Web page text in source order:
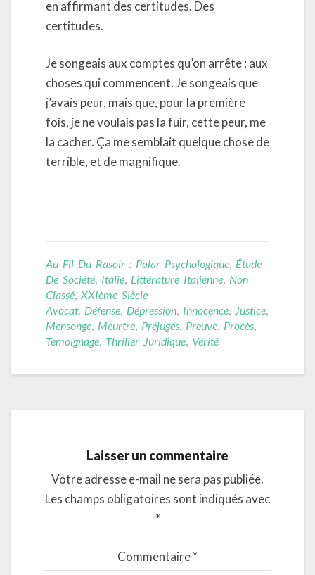
en affirmant des certitudes. Des
certitudes.
Je songeais aux comptes qu’on arrête ; aux
choses qui commencent. Je songeais que
j’avais peur, mais que, pour la première
fois, je ne voulais pas la fuir, cette peur, me
la cacher. Ça me semblait quelque chose de
terrible, et de magnifique.
Au Fil Du Rasoir : Polar Psychologique, Étude
De Société, Italie, Littérature Italienne, Non
Classé, XXIème Siècle
Avocat, Défense, Dépression, Innocence, Justice,
Mensonge, Meurtre, Préjugés, Preuve, Procès,
Temoignage, Thriller Juridique, Vérité
Laisser un commentaire
Votre adresse e-mail ne sera pas publiée.
Les champs obligatoires sont indiqués avec
*
Commentaire*